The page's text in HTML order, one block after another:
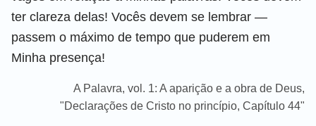
ter clareza delas! Vocês devem se lembrar —
passem o máximo de tempo que puderem em
Minha presença!
A Palavra, vol. 1: A aparição e a obra de Deus,
"Declarações de Cristo no princípio, Capítulo 44"